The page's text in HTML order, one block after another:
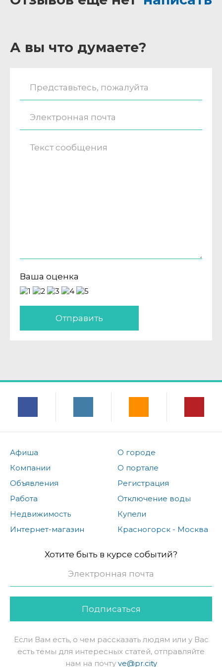
А вы что думаете?
Ваша оценка
Отправить
Афиша
Компании
Объявления
Работа
Недвижимость
Интернет-магазин
О городе
О портале
Регистрация
Отключение воды
Купели
Красногорск - Москва
Хотите быть в курсе событий?
Подписаться
Если Вам есть, о чем рассказать людям или у Вас
есть темы для интересных статей, отправляйте
нам на почту ve@pr.city